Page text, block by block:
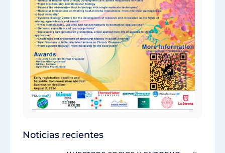
Noticias recientes